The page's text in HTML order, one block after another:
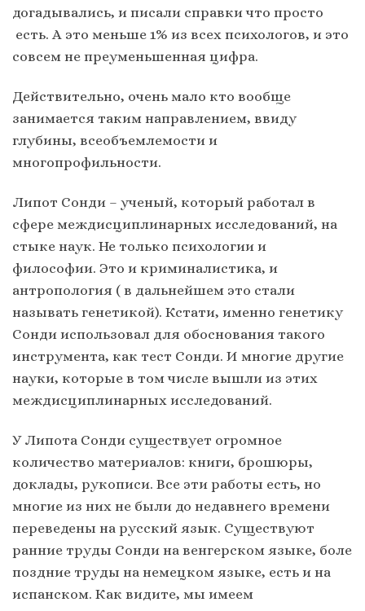
догадывались, и писали справки что просто
есть. А это меньше 1% из всех психологов, и это
совсем не преуменьшенная цифра.
Действительно, очень мало кто вообще
занимается таким направлением, ввиду
глубины, всеобъемлемости и
многопрофильности.
Липот Сонди – ученый, который работал в
сфере междисциплинарных исследований, на
стыке наук. Не только психологии и
философии. Это и криминалистика, и
антропология ( в дальнейшем это стали
называть генетикой). Кстати, именно генетику
Сонди использовал для обоснования такого
инструмента, как тест Сонди. И многие другие
науки, которые в том числе вышли из этих
междисциплинарных исследований.
У Липота Сонди существует огромное
количество материалов: книги, брошюры,
доклады, рукописи. Все эти работы есть, но
многие из них не были до недавнего времени
переведены на русский язык. Существуют
ранние труды Сонди на венгерском языке, боле
поздние труды на немецком языке, есть и на
испанском. Как видите, мы имеем